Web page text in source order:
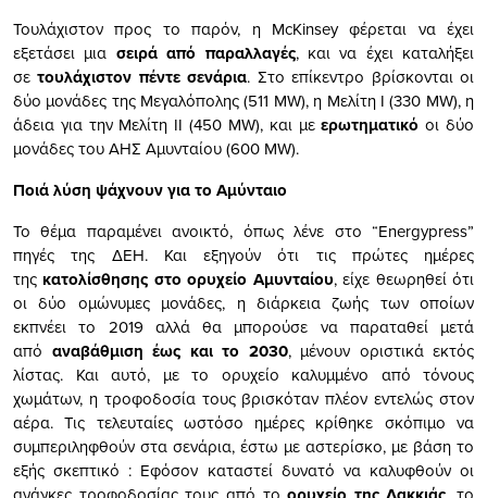
Τουλάχιστον προς το παρόν, η McKinsey φέρεται να έχει
εξετάσει μια σειρά από παραλλαγές, και να έχει καταλήξει
σετουλάχιστον πέντε σενάρια. Στο επίκεντρο βρίσκονται οι
δύο μονάδες της Μεγαλόπολης (511 MW), η Μελίτη Ι (330 MW), η
άδεια για την Μελίτη ΙΙ (450 MW), και μεερωτηματικό οι δύο
μονάδες του ΑΗΣ Αμυνταίου (600 MW).
Ποιά λύση ψάχνουν για το Αμύνταιο
Το θέμα παραμένει ανοικτό, όπως λένε στο “Energypress”
πηγές της ΔΕΗ. Και εξηγούν ότι τις πρώτες ημέρες
της κατολίσθησης στο ορυχείο Αμυνταίου, είχε θεωρηθεί ότι
οι δύο ομώνυμες μονάδες, η διάρκεια ζωής των οποίων
εκπνέει το 2019 αλλά θα μπορούσε να παραταθεί μετά
από αναβάθμιση έως και το 2030, μένουν οριστικά εκτός
λίστας. Και αυτό, με το ορυχείο καλυμμένο από τόνους
χωμάτων, η τροφοδοσία τους βρισκόταν πλέον εντελώς στον
αέρα. Τις τελευταίες ωστόσο ημέρες κρίθηκε σκόπιμο να
συμπεριληφθούν στα σενάρια, έστω με αστερίσκο, με βάση το
εξής σκεπτικό : Εφόσον καταστεί δυνατό να καλυφθούν οι